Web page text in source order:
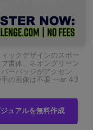
ックデザインのスポー
書体、ネオングリーン
ーバッジがアクセン
手の画像は不要 --ar 4:3
ュアルを無料作成